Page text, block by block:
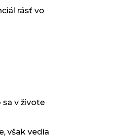
rásť vo
sa v živote
však vedia